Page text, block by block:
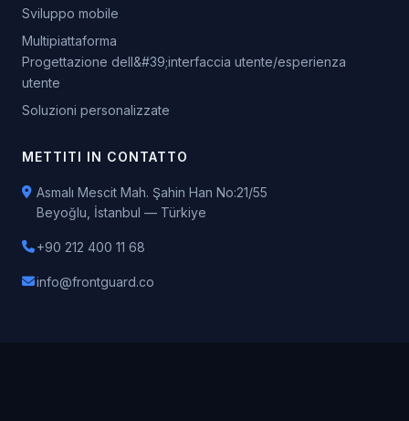
Sviluppo mobile
Multipiattaforma
Progettazione dell&#39;interfaccia utente/esperienza
utente
Soluzioni personalizzate
METTITI IN CONTATTO
Asmalı Mescit Mah. Şahin Han No:21/55
Beyoğlu, İstanbul — Türkiye
+90 212 400 11 68
info@frontguard.co